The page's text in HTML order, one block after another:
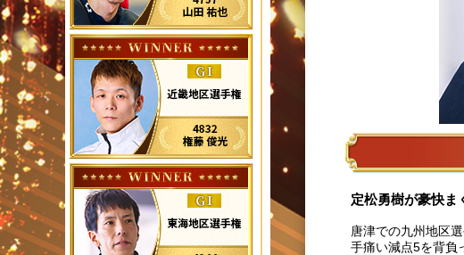
定松勇樹が豪快ま
唐津での九州地区
手痛い減点5を背負